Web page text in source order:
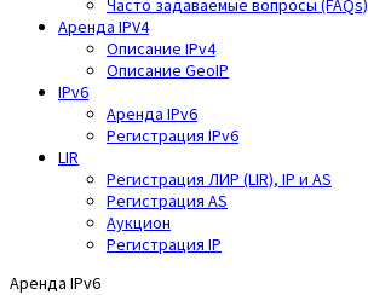
Аренда IPV4
Описание IPv4
Описание GeoIP
IPv6
Аренда IPv6
Регистрация IPv6
LIR
Регистрация ЛИР (LIR), IP и AS
Регистрация AS
Аукцион
Регистрация IP
Аренда IPv6